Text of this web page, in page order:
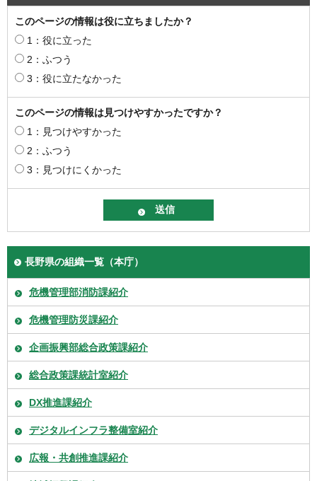
このページの情報は役に立ちましたか？
1：役に立った
2：ふつう
3：役に立たなかった
このページの情報は見つけやすかったですか？
1：見つけやすかった
2：ふつう
3：見つけにくかった
長野県の組織一覧（本庁）
危機管理部消防課紹介
危機管理防災課紹介
企画振興部総合政策課紹介
総合政策課統計室紹介
DX推進課紹介
デジタルインフラ整備室紹介
広報・共創推進課紹介